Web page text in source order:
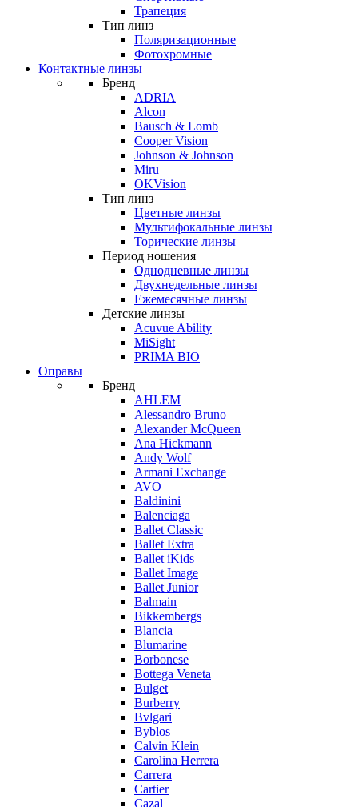
Трапеция
Тип линз
Поляризационные
Фотохромные
Контактные линзы
Бренд
ADRIA
Alcon
Bausch & Lomb
Cooper Vision
Johnson & Johnson
Miru
OKVision
Тип линз
Цветные линзы
Мультифокальные линзы
Торические линзы
Период ношения
Однодневные линзы
Двухнедельные линзы
Ежемесячные линзы
Детские линзы
Acuvue Ability
MiSight
PRIMA BIO
Оправы
Бренд
AHLEM
Alessandro Bruno
Alexander McQueen
Ana Hickmann
Andy Wolf
Armani Exchange
AVO
Baldinini
Balenciaga
Ballet Classic
Ballet Extra
Ballet iKids
Ballet Image
Ballet Junior
Balmain
Bikkembergs
Blancia
Blumarine
Borbonese
Bottega Veneta
Bulget
Burberry
Bvlgari
Byblos
Calvin Klein
Carolina Herrera
Carrera
Cartier
Cazal